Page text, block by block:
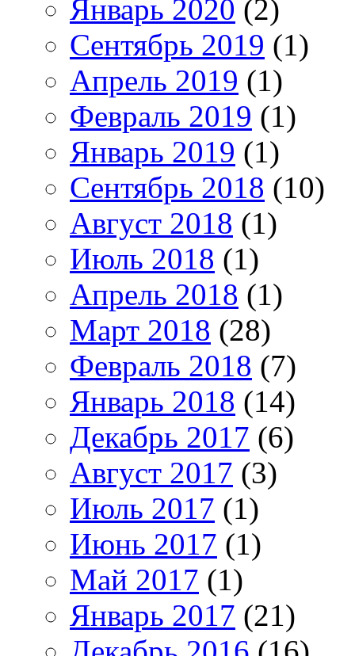
Январь 2020 (2)
Сентябрь 2019 (1)
Апрель 2019 (1)
Февраль 2019 (1)
Январь 2019 (1)
Сентябрь 2018 (10)
Август 2018 (1)
Июль 2018 (1)
Апрель 2018 (1)
Март 2018 (28)
Февраль 2018 (7)
Январь 2018 (14)
Декабрь 2017 (6)
Август 2017 (3)
Июль 2017 (1)
Июнь 2017 (1)
Май 2017 (1)
Январь 2017 (21)